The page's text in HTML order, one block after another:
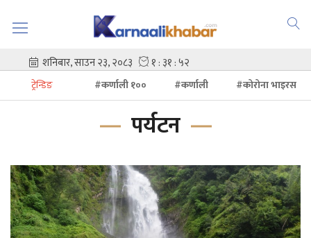
ट्रेन्डिङ #कर्णाली १०० #कर्णाली #कोरोना भाइरस
पर्यटन